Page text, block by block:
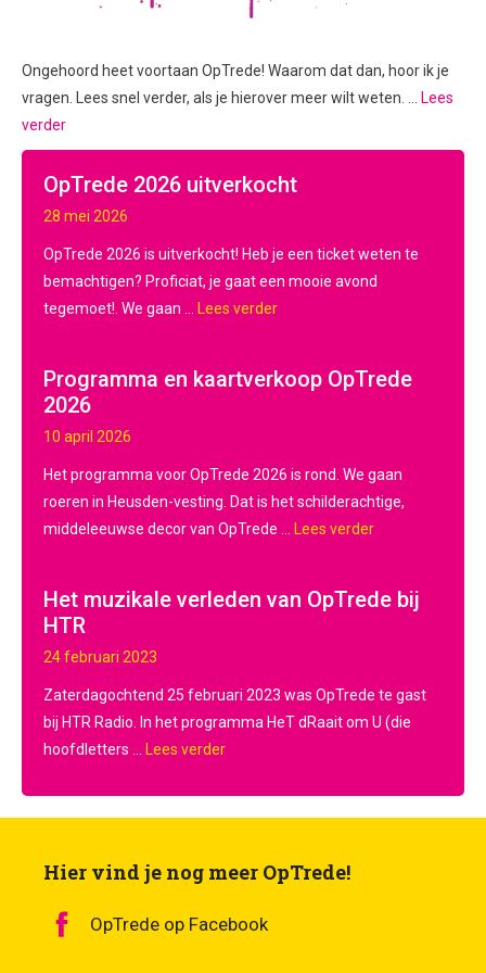
Ongehoord heet voortaan OpTrede! Waarom dat dan, hoor ik je
vragen. Lees snel verder, als je hierover meer wilt weten. …
Lees
verder
OpTrede 2026 uitverkocht
28 mei 2026
OpTrede 2026 is uitverkocht! Heb je een ticket weten te
bemachtigen? Proficiat, je gaat een mooie avond
tegemoet!. We gaan ...
Lees verder
Programma en kaartverkoop OpTrede
2026
10 april 2026
Het programma voor OpTrede 2026 is rond. We gaan
roeren in Heusden-vesting. Dat is het schilderachtige,
middeleeuwse decor van OpTrede ...
Lees verder
Het muzikale verleden van OpTrede bij
HTR
24 februari 2023
Zaterdagochtend 25 februari 2023 was OpTrede te gast
bij HTR Radio. In het programma HeT dRaait om U (die
hoofdletters ...
Lees verder
Hier vind je nog meer OpTrede!
OpTrede op Facebook